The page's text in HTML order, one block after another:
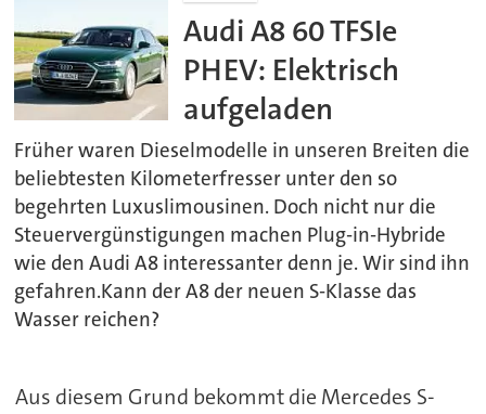
Audi A8 60 TFSIe
PHEV: Elektrisch
aufgeladen
Früher waren Dieselmodelle in unseren Breiten die
beliebtesten Kilometerfresser unter den so
begehrten Luxuslimousinen. Doch nicht nur die
Steuervergünstigungen machen Plug-in-Hybride
wie den Audi A8 interessanter denn je. Wir sind ihn
gefahren.Kann der A8 der neuen S-Klasse das
Wasser reichen?
Aus diesem Grund bekommt die Mercedes S-